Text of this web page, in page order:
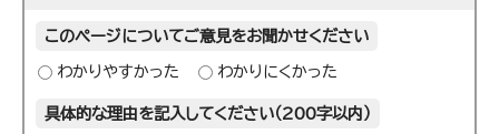
このページについてご意見をお聞かせください
わかりやすかった わかりにくかった
具体的な理由を記入してください（200字以内）